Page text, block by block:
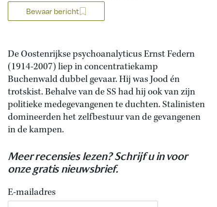
Bewaar bericht
De Oostenrijkse psychoanalyticus Ernst Federn
(1914-2007) liep in concentratiekamp
Buchenwald dubbel gevaar. Hij was Jood én
trotskist. Behalve van de SS had hij ook van zijn
politieke medegevangenen te duchten. Stalinisten
domineerden het zelfbestuur van de gevangenen
in de kampen.
Meer recensies lezen? Schrijf u in voor
onze gratis nieuwsbrief.
E-mailadres